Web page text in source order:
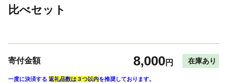
比べセット
寄付金額 8,000円 在庫あり
一度に決済する 返礼品数は３つ以内を推奨しております。